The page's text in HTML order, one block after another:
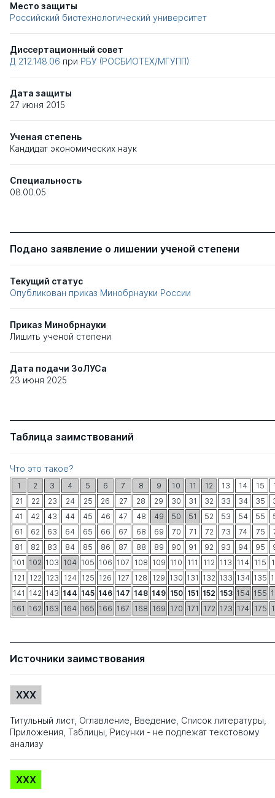
Место защиты
Российский биотехнологический университет
Диссертационный совет
Д 212.148.06 при РБУ (РОСБИОТЕХ/МГУПП)
Дата защиты
27 июня 2015
Ученая степень
Кандидат экономических наук
Специальность
08.00.05
Подано заявление о лишении ученой степени
Текущий статус
Опубликован приказ Минобрнауки России
Приказ Минобрнауки
Лишить ученой степени
Дата подачи ЗоЛУСа
23 июня 2025
Таблица заимствований
Что это такое?
1 2 3 4 5 6 7 8 9 10 11 12 13 14 15
21
22 23 24 25 26 27 28 29 30 31 32 33 34 35
41
42 43 44 45 46 47 48 49 50 51 52 53 54 55
61
62 63 64 65 66 67 68 69 70 71 72 73 74 75
81
82 83 84 85 86 87 88 89 90 91 92 93 94 95
101 102 103 104 105 106 107 108 109 110 111 112 113 114 115
121
122 123 124 125 126 127 128 129 130 131 132 133 134 135
141 142 143 144 145 146 147 148 149 150 151 152 153 154 155
161 162 163 164 165 166 167 168 169 170 171 172 173 174 175
Источники заимствования
XXX
Титульный лист, Оглавление, Введение, Список литературы,
Приложения, Таблицы, Рисунки - не подлежат текстовому
анализу
XXX